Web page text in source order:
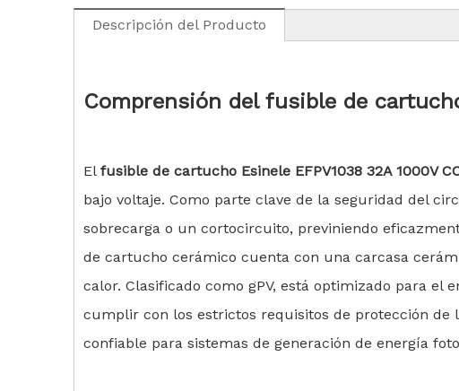
Descripción del Producto
Comprensión del fusible de
El fusible de cartucho Esinele EFPV1038 32A 1000V
bajo voltaje. Como parte clave de la seguridad del
sobrecarga o un cortocircuito, previniendo
de cartucho cerámico cuenta con una carcasa
calor. Clasificado como gPV, está optimizado para el
cumplir con los estrictos requisitos de protección de
confiable para sistemas de generación de energía